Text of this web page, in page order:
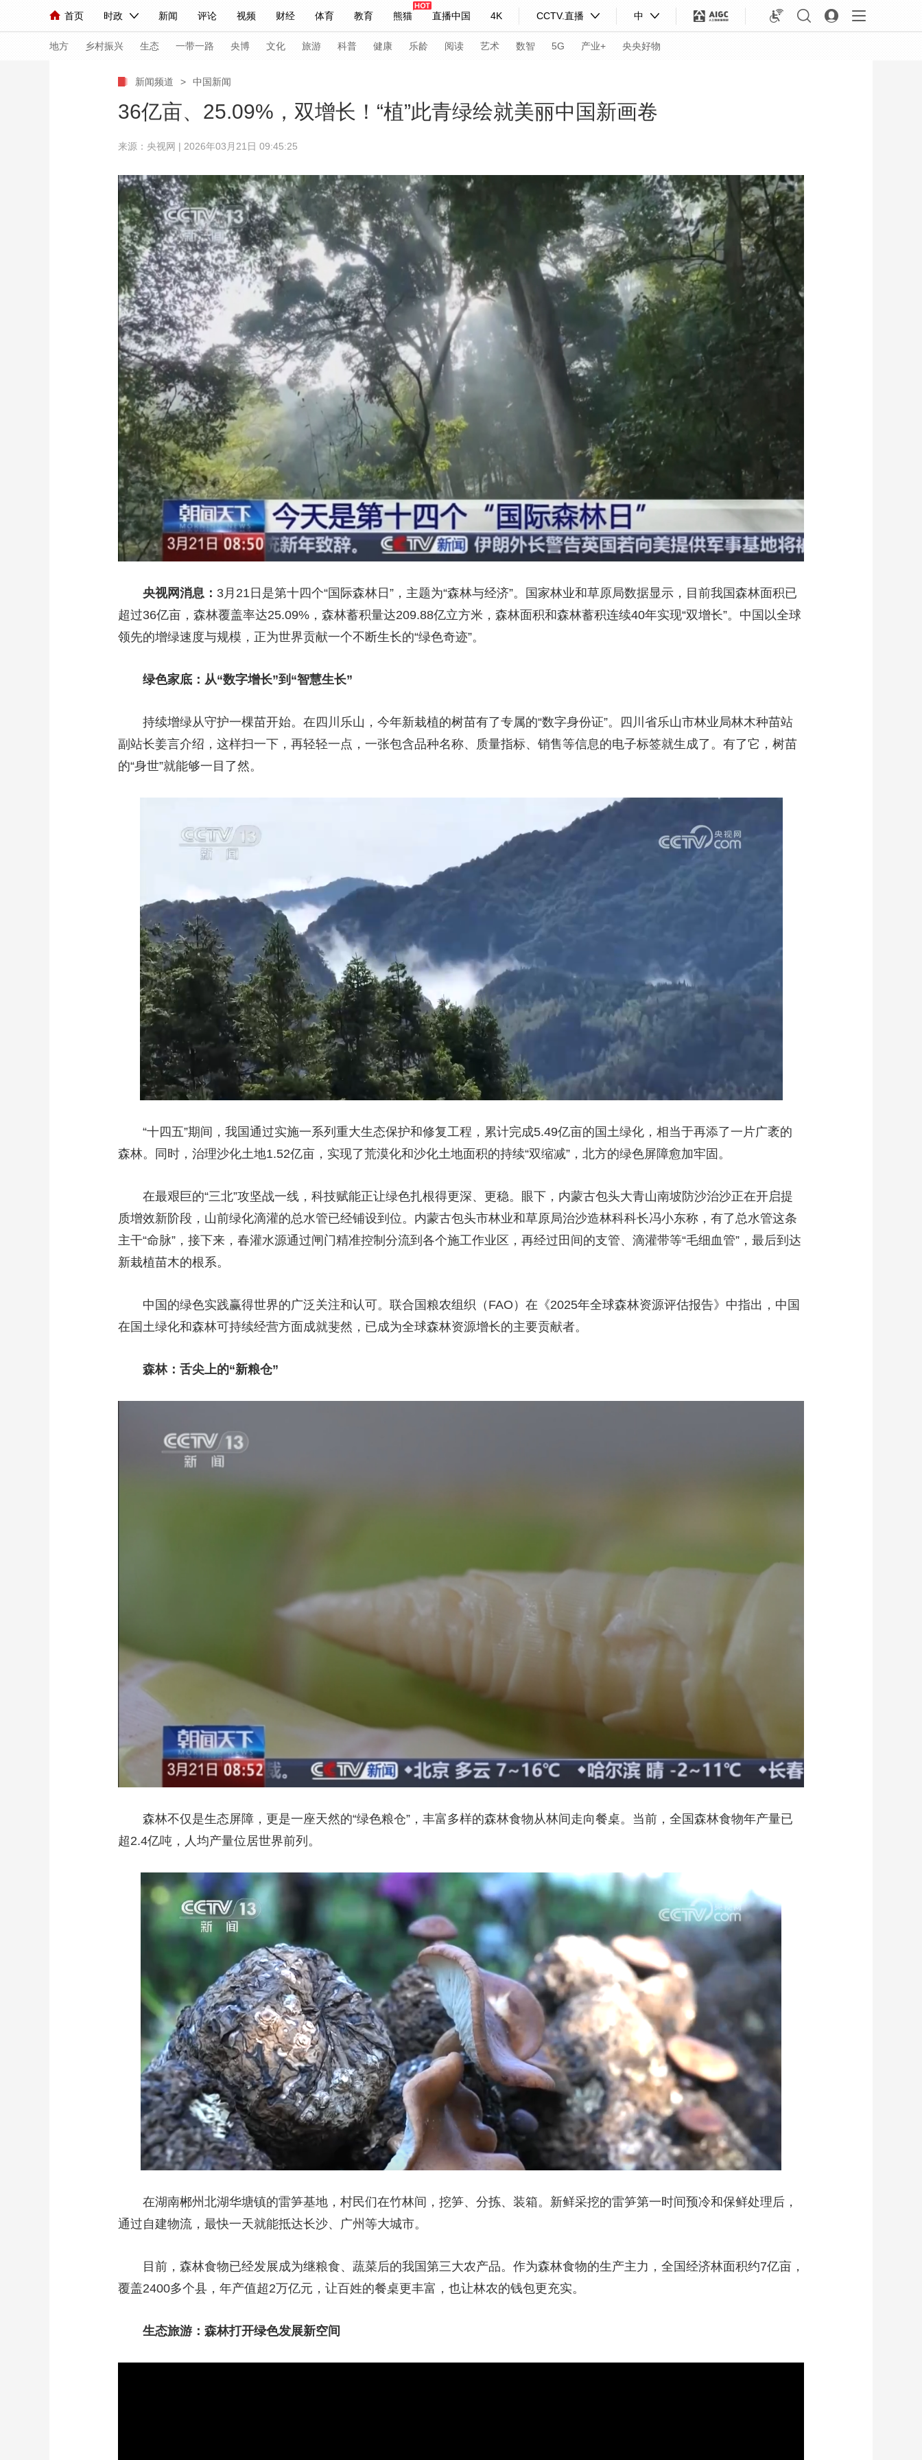
首页 时政 新闻 评论 视频 财经 体育 教育 熊猫 直播中国 4K CCTV.直播 中
人民领袖习近平 联播+ 中国领导人 央视快评 习式妙语 热解读 天天学习
直播 栏目大全 节目单 听音 微视频 主持人 下载央视影音
海外频道 iPanda English Монгол
地方 乡村振兴 生态 一带一路 央博 文化 旅游 科普 健康 乐龄 阅读 艺术 数智 5G 产业+ 央央好物
人民领袖习近平 联播+ 热解读 天天学习 习式妙语 央视快评 央视网评
小央视频 小央直播 直播中国 熊猫频道 VR/AR 4K专区 全景新闻
前线 比划 快看 蓝海中国 新兵请入列 人生第一次 人生第二次
直播 竞猜 2026年世界杯 2026年冬奥会 CBA NBA 中超 国足 国际足球 网球 综合体育 亚冬会
CCTV奥林匹克频道 生活体育大会 体育江湖 文化体育 冰雪道路 足球道路
教育 乡村振兴 生态环境 一带一路 央博 非遗 文化 旅游 乐龄 艺术 汽车 数智 产业+
大国展会 大国保险 云顶对话 云起 超级工厂 智敬中国 全民健康 颜选攻略 海洋 天气 才艺 网展 央央好物
CCTV.节目官网 直播 节目单 栏目 片库 热播榜 总台企业白名单
新闻频道 > 中国新闻
36亿亩、25.09%，双增长！“植”此青绿绘就美丽中国新画卷
来源：央视网 | 2026年03月21日 09:45:25
央视网消息： 3月21日是第十四个“国际森林日”，主题为“森林与经济”。国家林业和草原局数据显示，目前我国森林面积已
超过36亿亩，森林覆盖率达25.09%，森林蓄积量达209.88亿立方米，森林面积和森林蓄积连续40年实现“双增长”。中国以全球
领先的增绿速度与规模，正为世界贡献一个不断生长的“绿色奇迹”。
绿色家底：从“数字增长”到“智慧生长”
持续增绿从守护一棵苗开始。在四川乐山，今年新栽植的树苗有了专属的“数字身份证”。四川省乐山市林业局林木种苗站
副站长姜言介绍，这样扫一下，再轻轻一点，一张包含品种名称、质量指标、销售等信息的电子标签就生成了。有了它，树苗
的“身世”就能够一目了然。
“十四五”期间，我国通过实施一系列重大生态保护和修复工程，累计完成5.49亿亩的国土绿化，相当于再添了一片广袤的
森林。同时，治理沙化土地1.52亿亩，实现了荒漠化和沙化土地面积的持续“双缩减”，北方的绿色屏障愈加牢固。
在最艰巨的“三北”攻坚战一线，科技赋能正让绿色扎根得更深、更稳。眼下，内蒙古包头大青山南坡防沙治沙正在开启提
质增效新阶段，山前绿化滴灌的总水管已经铺设到位。内蒙古包头市林业和草原局治沙造林科科长冯小东称，有了总水管这条
主干“命脉”，接下来，春灌水源通过闸门精准控制分流到各个施工作业区，再经过田间的支管、滴灌带等“毛细血管”，最后到达
新栽植苗木的根系。
中国的绿色实践赢得世界的广泛关注和认可。联合国粮农组织（FAO）在《2025年全球森林资源评估报告》中指出，中国
在国土绿化和森林可持续经营方面成就斐然，已成为全球森林资源增长的主要贡献者。
森林：舌尖上的“新粮仓”
森林不仅是生态屏障，更是一座天然的“绿色粮仓”，丰富多样的森林食物从林间走向餐桌。当前，全国森林食物年产量已
超2.4亿吨，人均产量位居世界前列。
在湖南郴州北湖华塘镇的雷笋基地，村民们在竹林间，挖笋、分拣、装箱。新鲜采挖的雷笋第一时间预冷和保鲜处理后，
通过自建物流，最快一天就能抵达长沙、广州等大城市。
目前，森林食物已经发展成为继粮食、蔬菜后的我国第三大农产品。作为森林食物的生产主力，全国经济林面积约7亿亩，
覆盖2400多个县，年产值超2万亿元，让百姓的餐桌更丰富，也让林农的钱包更充实。
生态旅游：森林打开绿色发展新空间